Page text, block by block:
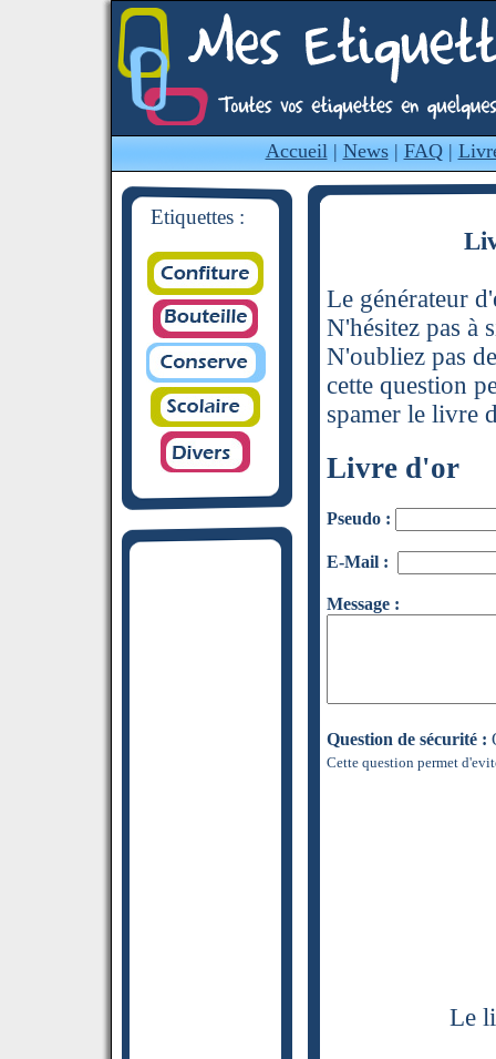
Accueil| News| FAQ|
Etiquettes :
Le générateur
N'hésitez pas à
N'oubliez pas
cette question
spamer le livre
Livre d'or
Pseudo :
E-Mail :
Message :
Question de sécurité :
Cette question permet
Le